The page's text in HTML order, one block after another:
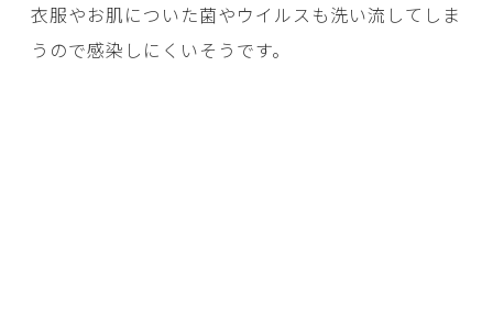
衣服やお肌についた菌やウイルスも洗い流してしま
うので感染しにくいそうです。